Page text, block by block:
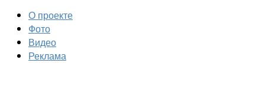
О проекте
Фото
Видео
Реклама